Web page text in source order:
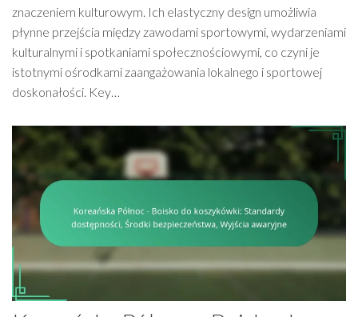
znaczeniem kulturowym. Ich elastyczny design umożliwia
płynne przejścia między zawodami sportowymi, wydarzeniami
kulturalnymi i spotkaniami społecznościowymi, co czyni je
istotnymi ośrodkami zaangażowania lokalnego i sportowej
doskonałości. Key…